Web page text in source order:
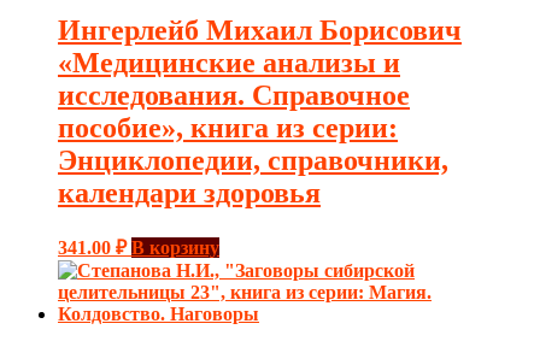
Ингерлейб Михаил Борисович
«Медицинские анализы и
исследования. Справочное
пособие», книга из серии:
Энциклопедии, справочники,
календари здоровья
341.00 ₽ В корзину